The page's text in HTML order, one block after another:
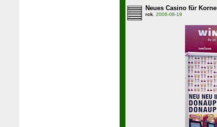
Neues Casino für
rck, 2006-08-19